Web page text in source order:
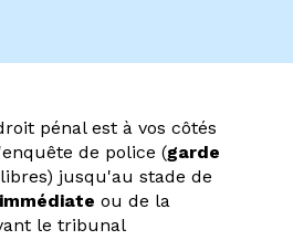
pénal est à vos côtés
de police (garde
jusqu'au stade de
ou de la
le tribunal